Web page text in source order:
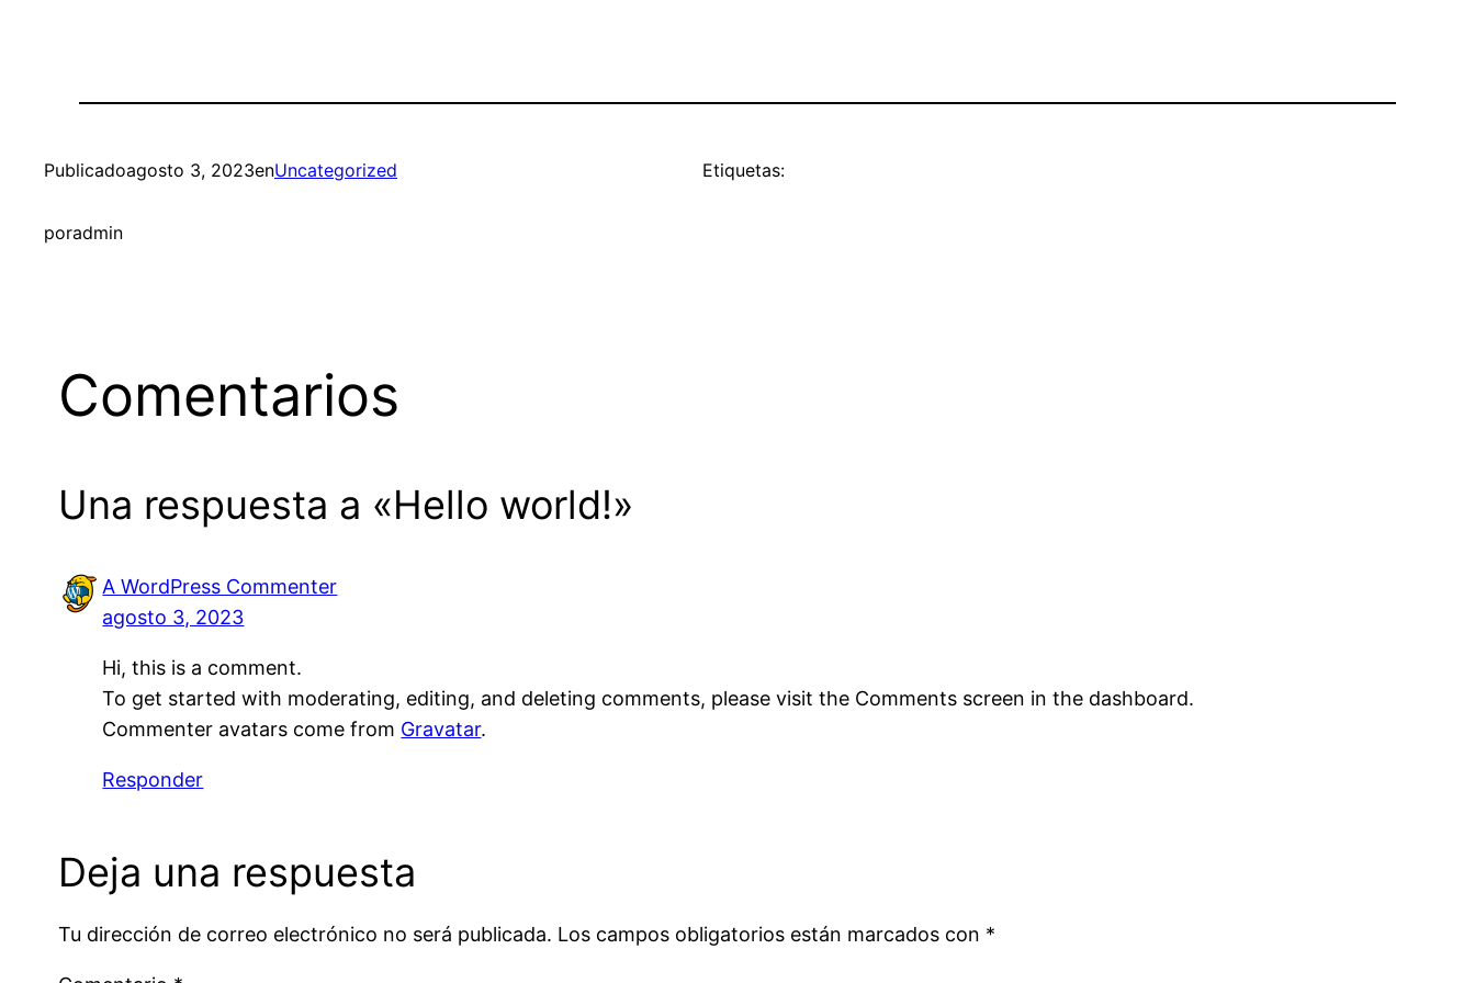
Publicadoagosto 3, 2023enUncategorized
poradmin
Etiquetas:
Comentarios
Una respuesta a «Hello world!»
A WordPress Commenter
agosto 3, 2023
Hi, this is a comment.
To get started with moderating, editing, and deleting comments, please visit the Comments screen in the dashboard.
Commenter avatars come from Gravatar.
Responder
Deja una respuesta
Tu dirección de correo electrónico no será publicada. Los campos obligatorios están marcados con *